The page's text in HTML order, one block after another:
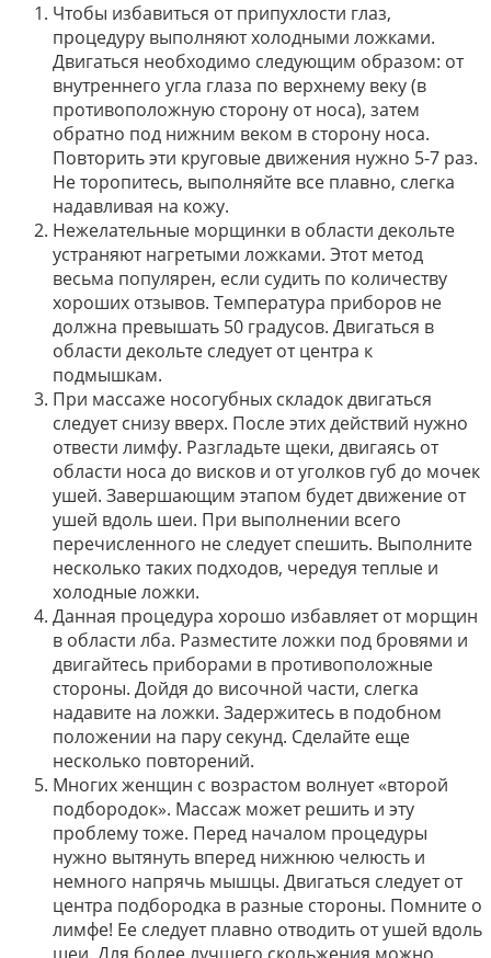
Чтобы избавиться от припухлости глаз,
процедуру выполняют холодными ложками.
Двигаться необходимо следующим образом: от
внутреннего угла глаза по верхнему веку (в
противоположную сторону от носа), затем
обратно под нижним веком в сторону носа.
Повторить эти круговые движения нужно 5-7 раз.
Не торопитесь, выполняйте все плавно, слегка
надавливая на кожу.
Нежелательные морщинки в области декольте
устраняют нагретыми ложками. Этот метод
весьма популярен, если судить по количеству
хороших отзывов. Температура приборов не
должна превышать 50 градусов. Двигаться в
области декольте следует от центра к
подмышкам.
При массаже носогубных складок двигаться
следует снизу вверх. После этих действий нужно
отвести лимфу. Разгладьте щеки, двигаясь от
области носа до висков и от уголков губ до мочек
ушей. Завершающим этапом будет движение от
ушей вдоль шеи. При выполнении всего
перечисленного не следует спешить. Выполните
несколько таких подходов, чередуя теплые и
холодные ложки.
Данная процедура хорошо избавляет от морщин
в области лба. Разместите ложки под бровями и
двигайтесь приборами в противоположные
стороны. Дойдя до височной части, слегка
надавите на ложки. Задержитесь в подобном
положении на пару секунд. Сделайте еще
несколько повторений.
Многих женщин с возрастом волнует «второй
подбородок». Массаж может решить и эту
проблему тоже. Перед началом процедуры
нужно вытянуть вперед нижнюю челюсть и
немного напрячь мышцы. Двигаться следует от
центра подбородка в разные стороны. Помните о
лимфе! Ее следует плавно отводить от ушей вдоль